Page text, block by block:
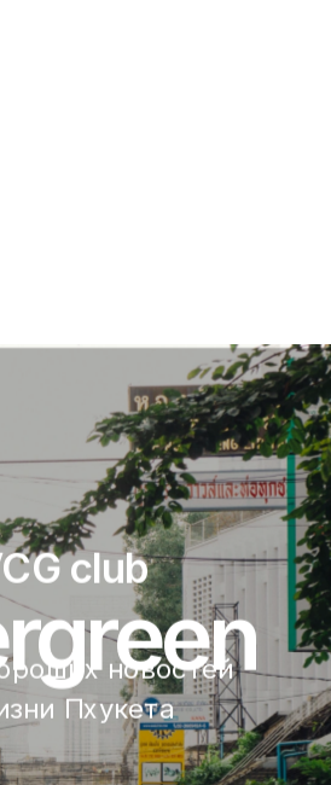
club
новостей
Пхукета